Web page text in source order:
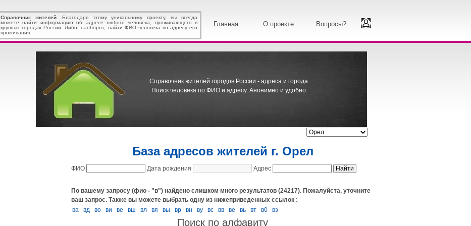
Справочник жителей. Благодаря этому уникальному проекту, вы всегда
можете найти информацию об адресе любого человека, проживающего в
крупных городах России. Либо, наоборот, найти ФИО человека по адресу его
проживания.
Главная О проекте Вопросы?
Справочник жителей городов России - адреса и города.
Поиск человека по ФИО и адресу. Анонимно и удобно.
База адресов жителей г. Орел
ФИО Дата рождения Адрес
По вашему запросу (фио - "в") найдено слишком много результатов (24217). Пожалуйста, уточните
ваш запрос. Также вы можете выбрать одну из нижеприведенных ссылок :
ва
вд во ви ве вш вл вя вы вр вн ву вс вв вe вь вт в0 вз
Поиск по алфавиту